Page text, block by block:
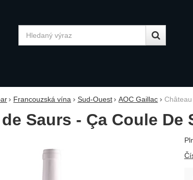
Francouzská vína Sud-Ouest AOC Gaillac
Saurs - Ça Coule De
Vyhledávání